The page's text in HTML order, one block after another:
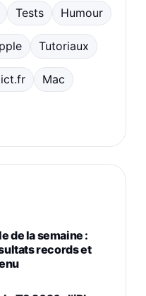
Tests Humour
Tutoriaux
Mac
de la semaine :
records et